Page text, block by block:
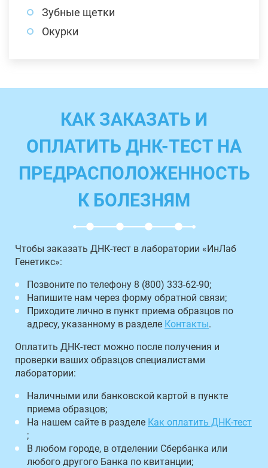
Зубные щетки
Окурки
КАК ЗАКАЗАТЬ И
ОПЛАТИТЬ ДНК-ТЕСТ НА
ПРЕДРАСПОЛОЖЕННОСТЬ
К БОЛЕЗНЯМ
Чтобы заказать ДНК-тест в лаборатории «ИнЛаб
Генетикс»:
Позвоните по телефону 8 (800) 333-62-90;
Напишите нам через форму обратной связи;
Приходите лично в пункт приема образцов по
адресу, указанному в разделе Контакты.
Оплатить ДНК-тест можно после получения и
проверки ваших образцов специалистами
лаборатории:
Наличными или банковской картой в пункте
приема образцов;
На нашем сайте в разделе Как оплатить ДНК-тест
;
В любом городе, в отделении Сбербанка или
любого другого Банка по квитанции;